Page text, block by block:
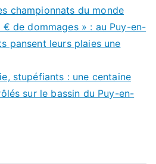
championnats du monde
€ de dommages » : au Puy-en-
pansent leurs plaies une
stupéfiants : une centaine
sur le bassin du Puy-en-